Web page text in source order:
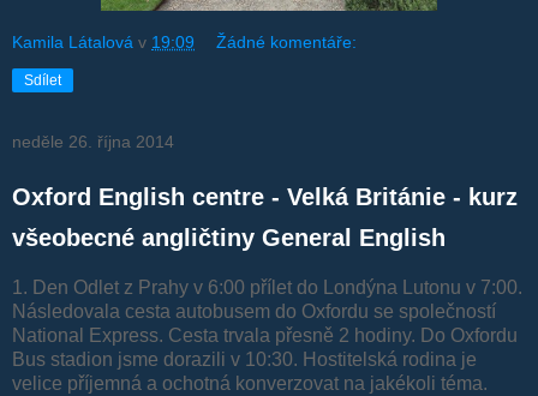
Kamila Látalová v 19:09 Žádné komentáře:
Sdílet
neděle 26. října 2014
Oxford English centre - Velká Británie - kurz
všeobecné angličtiny General English
1. Den Odlet z Prahy v 6:00 přílet do Londýna Lutonu v 7:00.
Následovala cesta autobusem do Oxfordu se společností
National Express. Cesta trvala přesně 2 hodiny. Do Oxfordu
Bus stadion jsme dorazili v 10:30. Hostitelská rodina je
velice příjemná a ochotná konverzovat na jakékoli téma.